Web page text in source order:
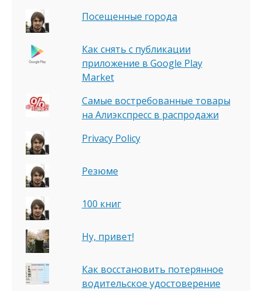
Посещенные города
Как снять с публикации
приложение в Google Play
Market
Самые востребованные товары
на Алиэкспресс в распродажи
Privacy Policy
Резюме
100 книг
Ну, привет!
Как восстановить потерянное
водительское удостоверение